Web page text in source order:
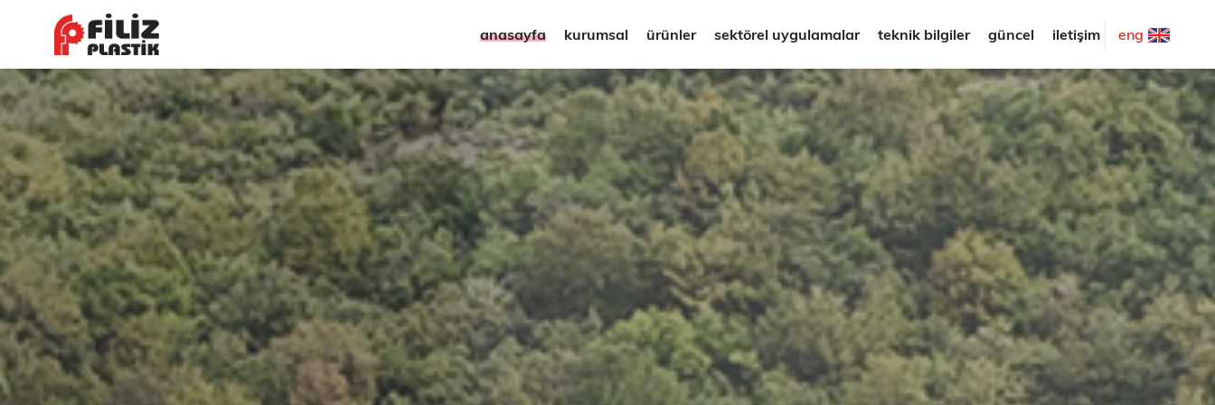
anasayfa kurumsal ürünler sektörel uygulamalar teknik bilgiler güncel iletişim eng